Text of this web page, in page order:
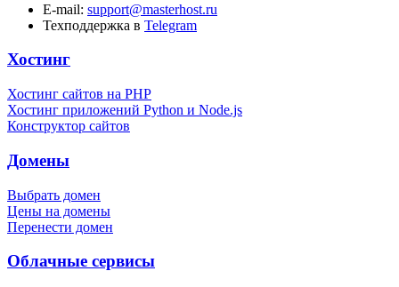
E-mail: support@masterhost.ru
Техподдержка в Telegram
Хостинг
Хостинг сайтов на PHP
Хостинг приложений Python и Node.js
Конструктор сайтов
Домены
Выбрать домен
Цены на домены
Перенести домен
Облачные сервисы